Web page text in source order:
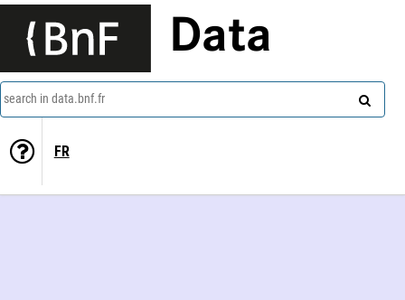
Data
search in data.bnf.fr
FR